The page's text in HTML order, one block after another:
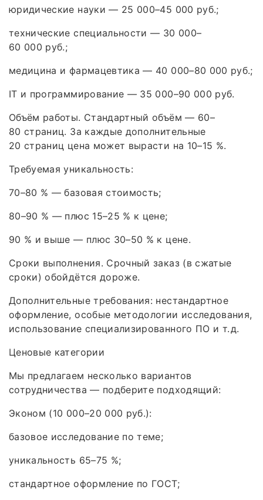
юридические науки — 25 000–45 000 руб.;
технические специальности — 30 000–
60 000 руб.;
медицина и фармацевтика — 40 000–80 000 руб.;
IT и программирование — 35 000–90 000 руб.
Объём работы. Стандартный объём — 60–
80 страниц. За каждые дополнительные
20 страниц цена может вырасти на 10–15 %.
Требуемая уникальность:
70–80 % — базовая стоимость;
80–90 % — плюс 15–25 % к цене;
90 % и выше — плюс 30–50 % к цене.
Сроки выполнения. Срочный заказ (в сжатые
сроки) обойдётся дороже.
Дополнительные требования: нестандартное
оформление, особые методологии исследования,
использование специализированного ПО и т. д.
Ценовые категории
Мы предлагаем несколько вариантов
сотрудничества — подберите подходящий:
Эконом (10 000–20 000 руб.):
базовое исследование по теме;
уникальность 65–75 %;
стандартное оформление по ГОСТ;